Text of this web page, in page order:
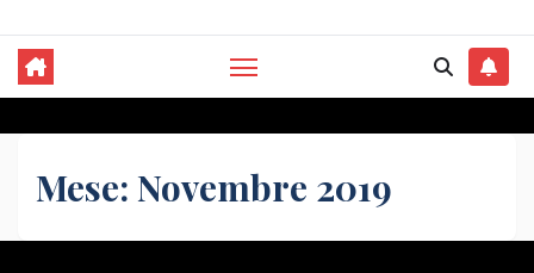
Mese: Novembre 2019